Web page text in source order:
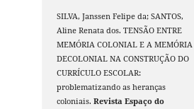
SILVA, Janssen Felipe da; SANTOS,
Aline Renata dos. TENSÃO ENTRE
MEMÓRIA COLONIAL E A MEMÓRIA
DECOLONIAL NA CONSTRUÇÃO DO
CURRÍCULO ESCOLAR:
problematizando as heranças
coloniais.Revista Espaço do